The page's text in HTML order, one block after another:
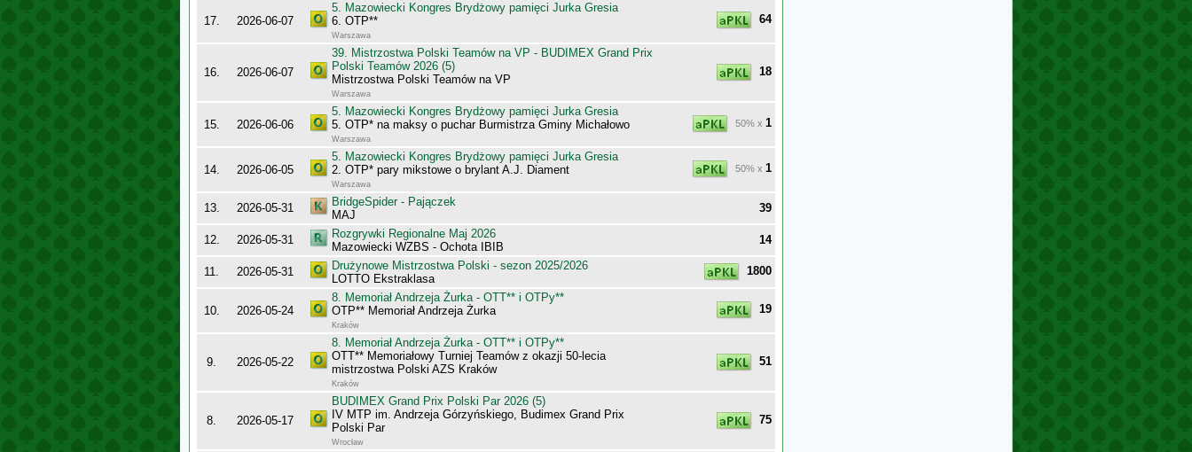
17. 2026-06-07
5. Mazowiecki Kongres Brydżowy pamięci Jurka Gresia
6. OTP**
Warszawa
64
16. 2026-06-07
39. Mistrzostwa Polski Teamów na VP - BUDIMEX Grand Prix
Polski Teamów 2026 (5)
Mistrzostwa Polski Teamów na VP
Warszawa
18
15. 2026-06-06
5. Mazowiecki Kongres Brydżowy pamięci Jurka Gresia
5. OTP* na maksy o puchar Burmistrza Gminy Michałowo
Warszawa
50% x 1
14. 2026-06-05
5. Mazowiecki Kongres Brydżowy pamięci Jurka Gresia
2. OTP* pary mikstowe o brylant A.J. Diament
Warszawa
50% x 1
13. 2026-05-31
BridgeSpider - Pajączek
MAJ
39
12. 2026-05-31
Rozgrywki Regionalne Maj 2026
Mazowiecki WZBS - Ochota IBIB
14
11. 2026-05-31
Drużynowe Mistrzostwa Polski - sezon 2025/2026
LOTTO Ekstraklasa
1800
10. 2026-05-24
8. Memoriał Andrzeja Żurka - OTT** i OTPy**
OTP** Memoriał Andrzeja Żurka
Kraków
19
9. 2026-05-22
8. Memoriał Andrzeja Żurka - OTT** i OTPy**
OTT** Memoriałowy Turniej Teamów z okazji 50-lecia
mistrzostwa Polski AZS Kraków
Kraków
51
8. 2026-05-17
BUDIMEX Grand Prix Polski Par 2026 (5)
IV MTP im. Andrzeja Górzyńskiego, Budimex Grand Prix
Polski Par
Wrocław
75